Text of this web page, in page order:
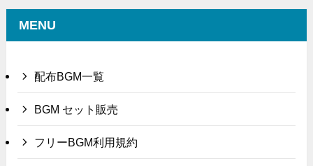
MENU
配布BGM一覧
BGM セット販売
フリーBGM利用規約